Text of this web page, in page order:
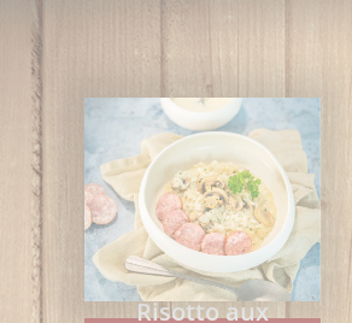
Risotto aux